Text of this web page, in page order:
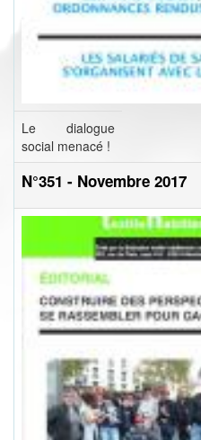
Le dialogue
social menacé !
N°351 - Novembre 2017